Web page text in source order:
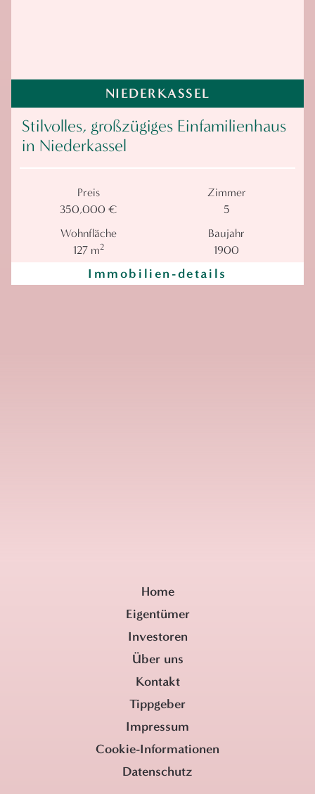
NIEDERKASSEL
Stilvolles, großzügiges Einfamilienhaus
in Niederkassel
Preis
350,000 €
Zimmer
5
Wohnfläche
127 m2
Baujahr
1900
Immobilien-details
Home
Eigentümer
Investoren
Über uns
Kontakt
Tippgeber
Impressum
Cookie-Informationen
Datenschutz